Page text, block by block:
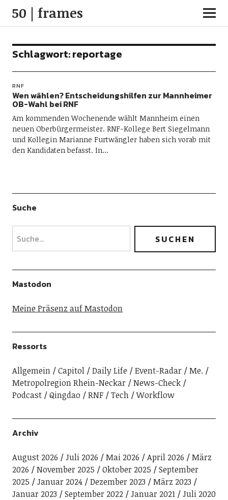
50 | frames
Schlagwort:reportage
RNF
Wen wählen? Entscheidungshilfen zur Mannheimer
OB-Wahl bei RNF
Am kommenden Wochenende wählt Mannheim einen
neuen Oberbürgermeister. RNF-Kollege Bert Siegelmann
und Kollegin Marianne Furtwängler haben sich vorab mit
den Kandidaten befasst. In…
Suche
Mastodon
Meine Präsenz auf Mastodon
Ressorts
Allgemein Capitol Daily Life Event-Radar
Me.
Metropolregion Rhein-Neckar
News-Check
Podcast
Qingdao RNF Tech Workflow
Archiv
August 2026 Juli 2026 Mai 2026 April 2026
März
2026
November 2025 Oktober 2025
September
2025
Januar 2024 Dezember 2023
März 2023
Januar 2023
September 2022 Januar 2021
Juli 2020